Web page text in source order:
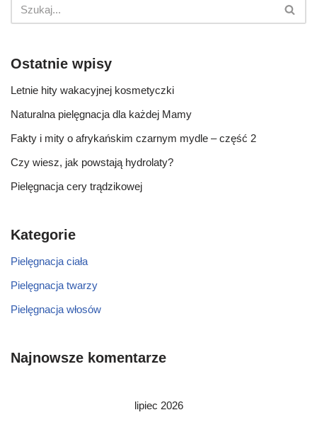
Ostatnie wpisy
Letnie hity wakacyjnej kosmetyczki
Naturalna pielęgnacja dla każdej Mamy
Fakty i mity o afrykańskim czarnym mydle – część 2
Czy wiesz, jak powstają hydrolaty?
Pielęgnacja cery trądzikowej
Kategorie
Pielęgnacja ciała
Pielęgnacja twarzy
Pielęgnacja włosów
Najnowsze komentarze
lipiec 2026